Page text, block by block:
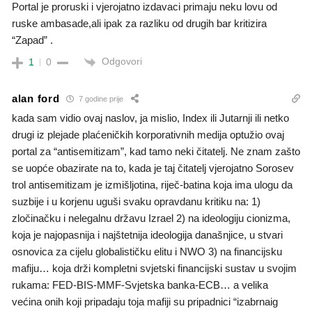
Portal je proruski i vjerojatno izdavaci primaju neku lovu od
ruske ambasade,ali ipak za razliku od drugih bar kritizira
“Zapad” .
1 0 Odgovori
alan ford 7 godine prije
kada sam vidio ovaj naslov, ja mislio, Index ili Jutarnji ili netko
drugi iz plejade plaćeničkih korporativnih medija optužio ovaj
portal za “antisemitizam”, kad tamo neki čitatelj. Ne znam zašto
se uopće obazirate na to, kada je taj čitatelj vjerojatno Sorosev
trol antisemitizam je izmišljotina, riječ-batina koja ima ulogu da
suzbije i u korjenu uguši svaku opravdanu kritiku na: 1)
zločinačku i nelegalnu državu Izrael 2) na ideologiju cionizma,
koja je najopasnija i najštetnija ideologija današnjice, u stvari
osnovica za cijelu globalističku elitu i NWO 3) na financijsku
mafiju… koja drži kompletni svjetski financijski sustav u svojim
rukama: FED-BIS-MMF-Svjetska banka-ECB… a velika
većina onih koji pripadaju toja mafiji su pripadnici “izabrnaig